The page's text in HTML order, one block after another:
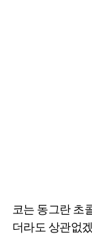
코는 동그란 초
더라도 상관없